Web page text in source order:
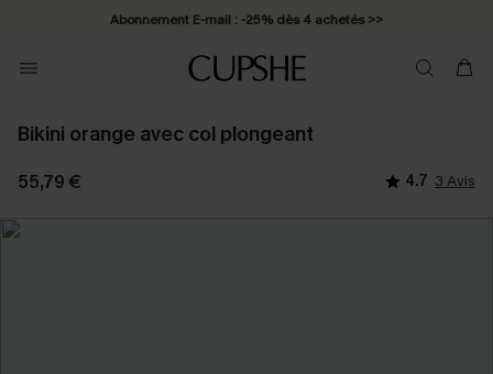
Abonnement E-mail : -25% dès 4 achetés >>
Bikini orange avec col plongeant
55,79 € 4.7 3 Avis